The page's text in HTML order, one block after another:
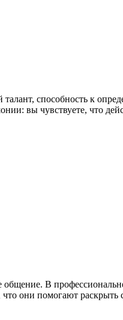
способность к
вы чувствуете, что
В
они помогают